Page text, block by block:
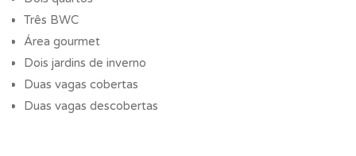
Três BWC
Área gourmet
Dois jardins de inverno
Duas vagas cobertas
Duas vagas descobertas